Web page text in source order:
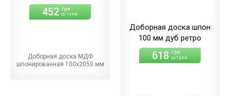
452 грн
штука
Доборная доска МДФ
шпонированная 100х2050 мм
Доборная доска шпон
100 мм дуб ретро
618 грн
штука